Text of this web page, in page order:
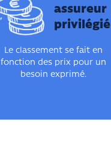
assureur
privilégié
Le classement se fait en
fonction des prix pour un
besoin exprimé.